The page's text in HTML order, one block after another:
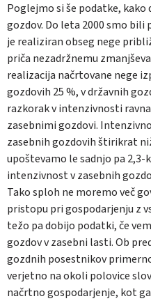
Poglejmo si še podatke, kako
gozdov. Do leta 2000 smo
je realiziran obseg nege
priča nezadržnemu
realizacija načrtovane nege
gozdovih 25 %, v državnih
razkorak v intenzivnosti
zasebnimi gozdovi.
zasebnih gozdovih štirikrat
upoštevamo le sadnjo pa 2,3-
intenzivnost v zasebnih
Tako sploh ne moremo več
pristopu pri gospodarjenju z
težo pa dobijo podatki, če
gozdov v zasebni lasti. Ob
gozdnih posestnikov
verjetno na okoli polovice
načrtno gospodarjenje, kot